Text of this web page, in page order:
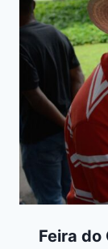
Feira do